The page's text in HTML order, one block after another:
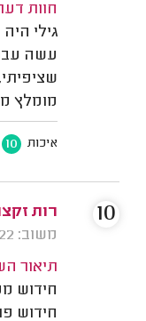
חוות
גילי
עשה
מומלץ
איכות 10
רות
משוב: 22/05/2022
תיאור
חידוש
חידוש
10